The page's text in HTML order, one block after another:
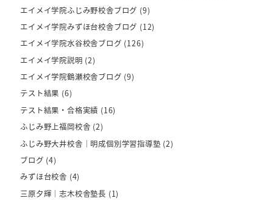
エイメイ学院ふじみ野校舎ブログ (9)
エイメイ学院みずほ台校舎ブログ (12)
エイメイ学院水谷校舎ブログ (126)
エイメイ学院説明 (2)
エイメイ学院鶴瀬校舎ブログ (9)
テスト結果 (6)
テスト結果・合格実績 (16)
ふじみ野上福岡校舎 (2)
ふじみ野大井校舎｜明成個別学習指導塾 (2)
ブログ (4)
みずほ台校舎 (4)
三原夕輝｜志木校舎塾長 (1)